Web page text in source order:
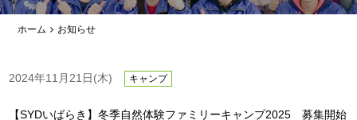
ホーム お知らせ
2024年11月21日(木) キャンプ
【SYDいばらき】冬季自然体験ファミリーキャンプ2025 募集開始